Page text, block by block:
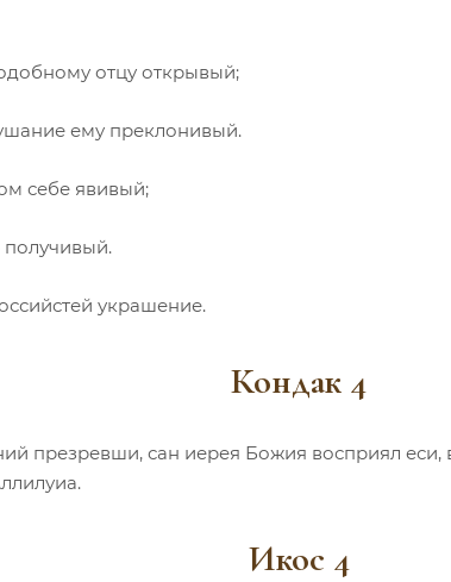
отцу открывый;
ему преклонивый.
себе явивый;
получивый.
украшение.
Кондак 4
презревши, сан иерея Божия восприял еси,
Икос 4